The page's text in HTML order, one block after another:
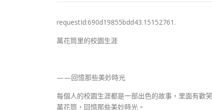
requestId:690d19855bdd43.15152761.
萬花筒里的校園生涯
——回憶那些美妙時光
每個人的校園生涯都是一部出色的故事，里面有歡
萬花筒，回憶那些美妙時光。